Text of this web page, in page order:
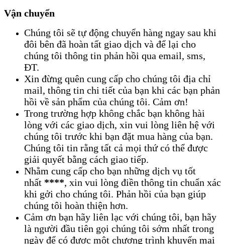
Vận chuyển
Chúng tôi sẽ tự động chuyển hàng ngay sau khi
đôi bên đã hoàn tất giao dịch và để lại cho
chúng tôi thông tin phản hồi qua email, sms,
ĐT.
Xin đừng quên cung cấp cho chúng tôi địa chỉ
mail, thông tin chi tiết của bạn khi các bạn phản
hồi về sản phẩm của chúng tôi. Cảm ơn!
Trong trường hợp không chắc bạn không hài
lòng với các giao dịch, xin vui lòng liên hệ với
chúng tôi trước khi bạn đặt mua hàng của bạn.
Chúng tôi tin rằng tất cả mọi thứ có thể được
giải quyết bằng cách giao tiếp.
Nhằm cung cấp cho bạn những dịch vụ tốt
nhất ****, xin vui lòng điền thông tin chuẩn xác
khi gởi cho chúng tôi. Phản hồi của bạn giúp
chúng tôi hoàn thiện hơn.
Cảm ơn bạn hãy liên lạc với chúng tôi, bạn hãy
là người đầu tiên gọi chúng tôi sớm nhất trong
ngày để có được một chương trình khuyến mại